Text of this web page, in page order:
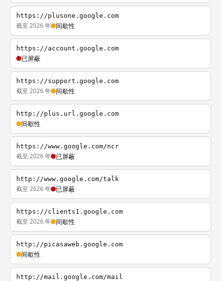
https://plusone.google.com
截至 2026 年 间歇性
https://account.google.com
已屏蔽
https://support.google.com
截至 2026 年 间歇性
http://plus.url.google.com
间歇性
https://www.google.com/ncr
截至 2026 年 已屏蔽
http://www.google.com/talk
截至 2026 年 已屏蔽
https://clients1.google.com
截至 2026 年 间歇性
http://picasaweb.google.com
间歇性
http://mail.google.com/mail